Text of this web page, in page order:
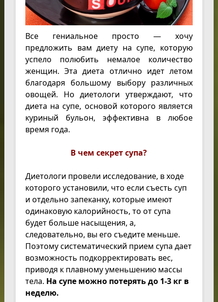
Все гениальное просто — хочу
предложить вам диету на супе, которую
успело полюбить немалое количество
женщин. Эта диета отлично идет летом
благодаря большому выбору различных
овощей. Но диетологи утверждают, что
диета на супе, основой которого является
куриный бульон, эффективна в любое
время года.
В чем секрет супа?
Диетологи провели исследование, в ходе
которого установили, что если съесть суп
и отдельно запеканку, которые имеют
одинаковую калорийность, то от супа
будет больше насыщения, а,
следовательно, вы его съедите меньше.
Поэтому систематический прием супа дает
возможность подкорректировать вес,
приводя к плавному уменьшению массы
тела. На супе можно потерять до 1-3 кг в
неделю.